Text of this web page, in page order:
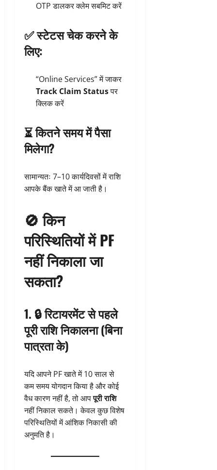
OTP डालकर क्लेम सबमिट करें
✅स्टेटस चेक करने के
लिए:
“Online Services” में जाकर
Track Claim Statusपर
क्लिक करें
⏳कितने समय में पैसा
मिलेगा?
सामान्यतः 7–10 कार्यदिवसों में राशि
आपके बैंक खाते में आ जाती है।
🚫 किन
परिस्थितियों में PF
नहीं निकाला जा
सकता?
1. 🔒रिटायरमेंट से पहले
पूरी राशि निकालना (बिना
पात्रता के)
यदि आपने PF खाते में 10 साल से
कम समय योगदान किया है और कोई
वैध कारण नहीं है, तो आपपूरी राशि
नहीं निकाल सकते। केवल कुछ विशेष
परिस्थितियों में आंशिक निकासी की
अनुमति है।